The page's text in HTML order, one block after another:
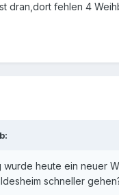
dran,dort fehlen 4
wurde heute ein neuer
schneller